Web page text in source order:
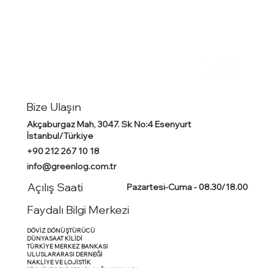
Bize Ulaşın
Akçaburgaz Mah, 3047. Sk No:4 Esenyurt
İstanbul/Türkiye
+90 212 267 10 18
info@greenlog.com.tr
Açılış Saati Pazartesi-Cuma - 08.30/18.00
Faydalı Bilgi Merkezi
DÖVİZ DÖNÜŞTÜRÜCÜ
DÜNYASAAT KİLİDİ
TÜRKİYE MERKEZ BANKASI
ULUSLARARASI DERNEĞİ
NAKLİYE VE LOJİSTİK